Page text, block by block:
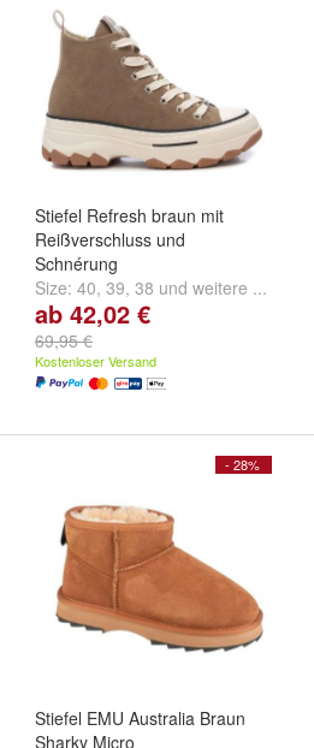
Stiefel Refresh braun mit
Reißverschluss und
Schnérung
Size: 40, 39, 38 und weitere ...
ab 42,02 €
69,95 €
Kostenloser Versand
- 28%
Stiefel EMU Australia Braun
Sharky Micro